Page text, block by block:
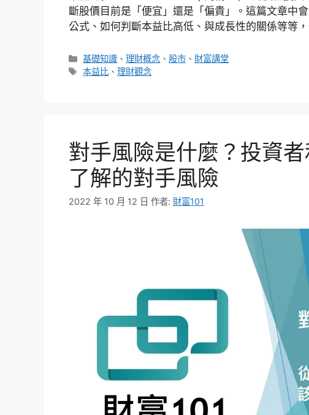
斷股價目前是「便宜」還是「偏貴」。這篇文章中
公式、如何判斷本益比高低、與成長性的關係等等
分
類
基礎知識 、理財概念 、 股市 、 財富講堂
標
本益比 、理財觀念
對手風險是什麼？投資
了解的對手風險
2022 年 10 月 12 日 作者: 財富101